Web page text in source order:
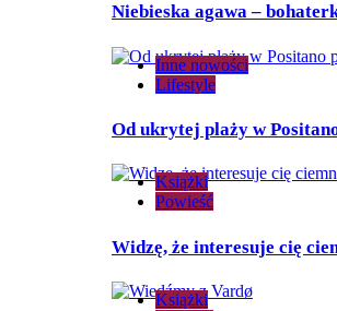
Niebieska agawa –
Inne nowości
Lifestyle
Od ukrytej plaży w
Książki
Powieść
Widzę, że interesuje cię
Książki